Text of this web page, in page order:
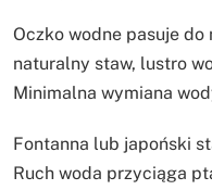
Oczko wodne pasuje do
naturalny staw, lustro
Minimalna wymiana
Fontanna lub japoński
Ruch woda przyciąga